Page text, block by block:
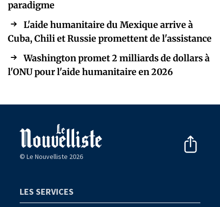
paradigme
L'aide humanitaire du Mexique arrive à
Cuba, Chili et Russie promettent de l'assistance
Washington promet 2 milliards de dollars à
l'ONU pour l'aide humanitaire en 2026
© Le Nouvelliste 2026
LES SERVICES